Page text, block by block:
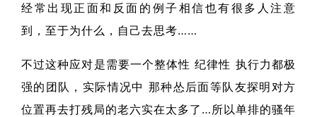
经常出现正面和反面的例子相信也有很多人注意
到，至于为什么，自己去思考……
不过这种应对是需要一个整体性 纪律性 执行力都极
强的团队，实际情况中 那种怂后面等队友探明对方
位置再去打残局的老六实在太多了…所以单排的骚年